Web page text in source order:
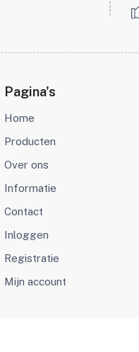
Pagina's
Home
Producten
Over ons
Informatie
Contact
Inloggen
Registratie
Mijn account